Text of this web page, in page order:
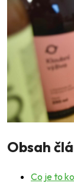
Obsah
Co je to